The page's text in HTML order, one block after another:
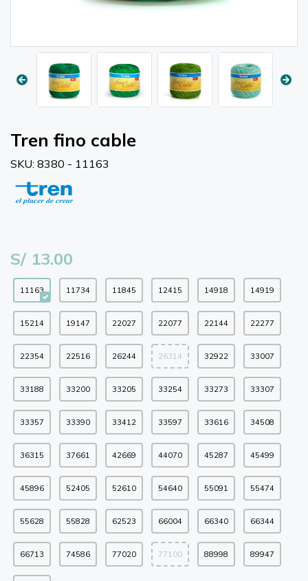
Tren fino cable
SKU: 8380 - 11163
S/ 13.00
11163 11734 11845 12415 14918 14919
15214 19147 22027 22077 22144 22277
22354 22516 26244 26314 32922 33007
33188 33200 33205 33254 33273 33307
33357 33390 33412 33597 33616 34508
36315 37661 42669 44070 45287 45499
45896 52405 52610 54640 55091 55474
55628 55828 62523 66004 66340 66344
66713 74586 77020 77100 88998 89947